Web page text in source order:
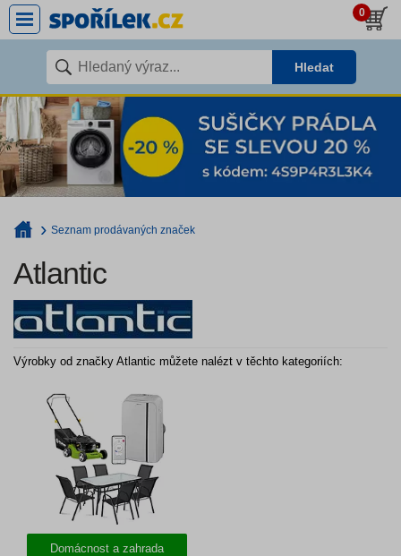
0
Hledat
Seznam prodávaných značek
Atlantic
Výrobky od značky Atlantic můžete nalézt v těchto kategoriích:
Domácnost a zahrada